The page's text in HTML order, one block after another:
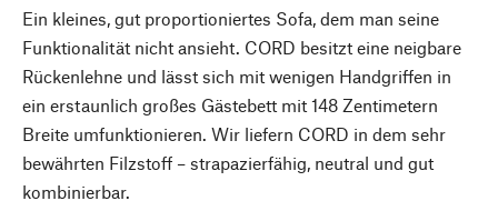
Ein kleines, gut proportioniertes Sofa, dem man seine
Funktionalität nicht ansieht. CORD besitzt eine neigbare
Rückenlehne und lässt sich mit wenigen Handgriffen in
ein erstaunlich großes Gästebett mit 148 Zentimetern
Breite umfunktionieren. Wir liefern CORD in dem sehr
bewährten Filzstoff – strapazierfähig, neutral und gut
kombinierbar.